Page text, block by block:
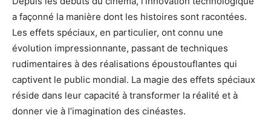
a façonné la manière dont les histoires sont racontées.
Les effets spéciaux, en particulier, ont connu une
évolution impressionnante, passant de techniques
rudimentaires à des réalisations époustouflantes qui
captivent le public mondial. La magie des effets spéciaux
réside dans leur capacité à transformer la réalité et à
donner vie à l’imagination des cinéastes.